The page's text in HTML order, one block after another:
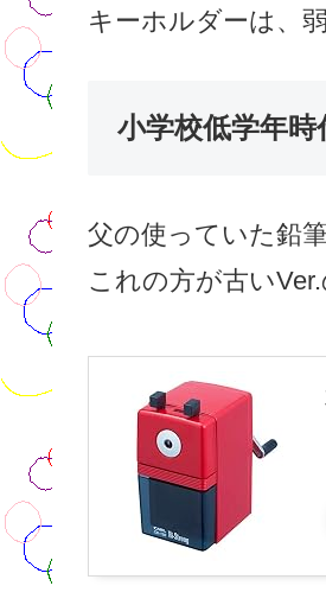
キーホルダーは、
小学校低学年時
父の使っていた鉛
これの方が古いVer.